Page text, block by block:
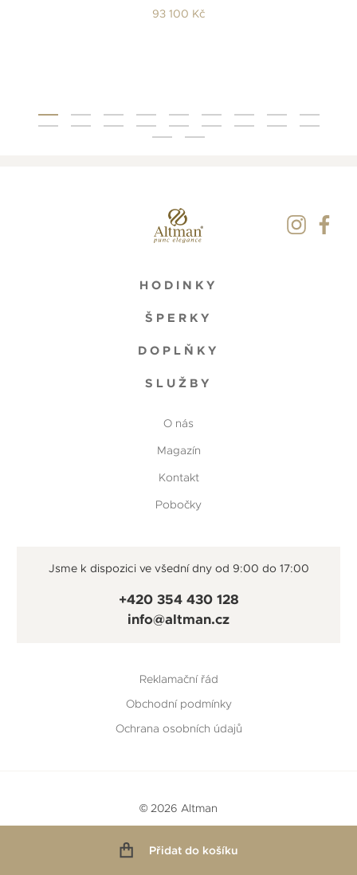
Přidat do košíku
93 100 Kč
HODINKY
ŠPERKY
DOPLŇKY
SLUŽBY
O nás
Magazín
Kontakt
Pobočky
Jsme k dispozici ve všední dny od 9:00 do 17:00
+420 354 430 128
info@altman.cz
Reklamační řád
Obchodní podmínky
Ochrana osobních údajů
© 2026 Altman